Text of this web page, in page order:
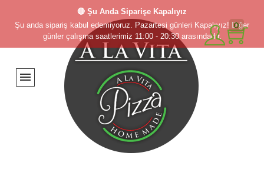
🔴 Şu Anda Siparişe Kapalıyız
Şu anda sipariş kabul edemiyoruz. Pazartesi günleri Kapalıyız! Diğer
günler çalışma saatlerimiz 11:00 - 20:30 arasındadır.
0